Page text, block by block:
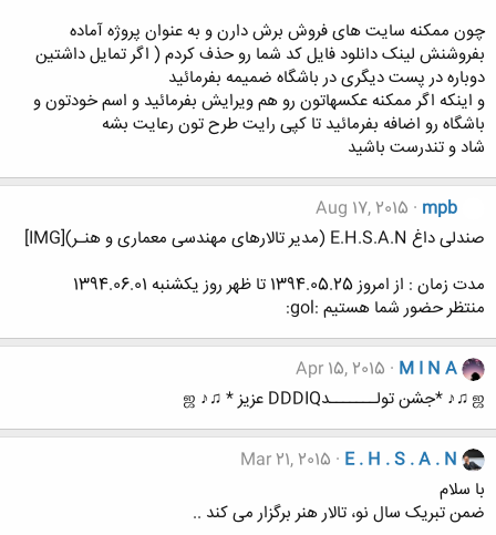
چون ممکنه سایت های فروش برش دارن و به عنوان پروژه آماده
بفروشنش لینک دانلود فایل کد شما رو حذف کردم ( اگر تمایل داشتین
دوباره در پست دیگری در باشگاه ضمیمه بفرمائید
و اینکه اگر ممکنه عکسهاتون رو هم ویرایش بفرمائید و اسم خودتون و
باشگاه رو اضافه بفرمائید تا کپی رایت طرح تون رعایت بشه
شاد و تندرست باشید
mpb
Aug 17, 2015
صندلی داغ E.H.S.A.N (مدیر تالارهای مهندسی معماری و هنـر)[IMG]
مدت زمان : از امروز 1394.05.25 تا ظهر روز یکشنبه 1394.06.01
منتظر حضور شما هستیم :gol:
M I N A
Apr 15, 2015
ஜ ♫♪ *جشن تولـــــــدDDDIQ عزیز * ♫♪ ஜ
E . H . S . A . N
Mar 21, 2015
با سلام
ضمن تبریک سال نو، تالار هنر برگزار می کند ..